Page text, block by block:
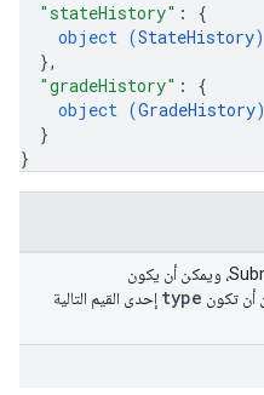
"stateHistory" : {
object (StateHistory)
},
"gradeHistory" : {
object (GradeHistory)
}
}
نوع SubmissionHistory، ويمكن أن يكون
type إحدى القيم التالية